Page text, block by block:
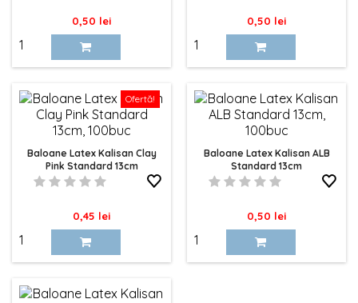
Pret
0,50 lei Pret
0,50 lei
Ofertă!
Baloane Latex Kalisan Clay
Pink Standard 13cm
Pret
0,45 lei
Baloane Latex Kalisan ALB
Standard 13cm
Pret
0,50 lei